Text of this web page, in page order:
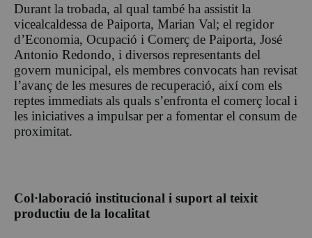
Durant la trobada, al qual també ha assistit la
vicealcaldessa de Paiporta, Marian Val; el regidor
d’Economia, Ocupació i Comerç de Paiporta, José
Antonio Redondo, i diversos representants del
govern municipal, els membres convocats han revisat
l’avanç de les mesures de recuperació, així com els
reptes immediats als quals s’enfronta el comerç local i
les iniciatives a impulsar per a fomentar el consum de
proximitat.
Col·laboració institucional i suport al teixit
productiu de la localitat